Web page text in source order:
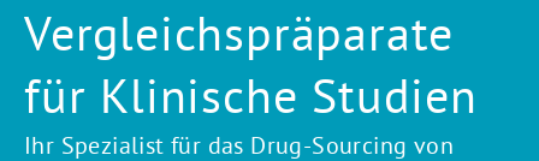
Pharmazeutische Großhändler
Pharmazeutische Industrie
Informationen für Patienten
Vergleichs­präparate
für Klinische Studien
Ihr Spezialist für das Drug-Sourcing von